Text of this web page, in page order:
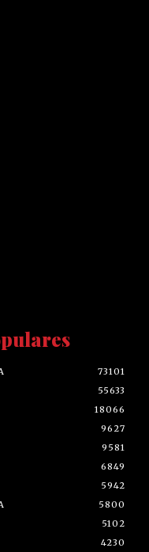
73101
55633
18066
9627
9581
6849
5942
5800
5102
4230